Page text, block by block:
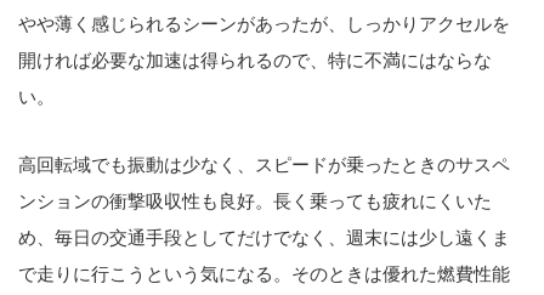
やや薄く感じられるシーンがあったが、しっかりアクセルを
開ければ必要な加速は得られるので、特に不満にはならな
い。
高回転域でも振動は少なく、スピードが乗ったときのサスペ
ンションの衝撃吸収性も良好。長く乗っても疲れにくいた
め、毎日の交通手段としてだけでなく、週末には少し遠くま
で走りに行こうという気になる。そのときは優れた燃費性能